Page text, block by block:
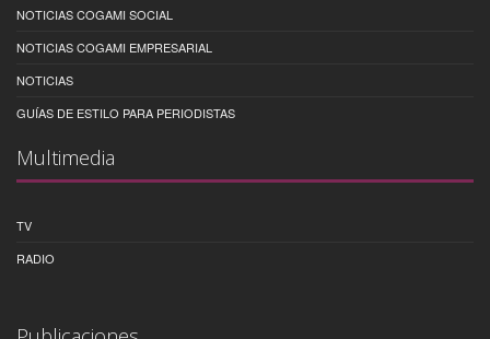
NOTICIAS COGAMI SOCIAL
NOTICIAS COGAMI EMPRESARIAL
NOTICIAS
GUÍAS DE ESTILO PARA PERIODISTAS
Multimedia
TV
RADIO